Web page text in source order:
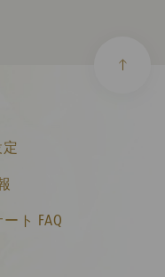
ト FAQ